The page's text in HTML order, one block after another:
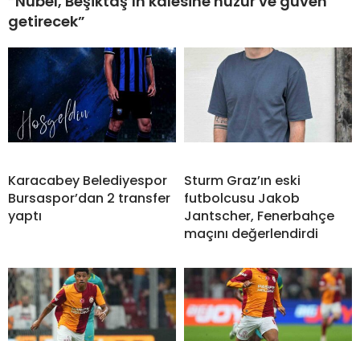
getirecek”
Karacabey Belediyespor
Bursaspor’dan 2 transfer
yaptı
Sturm Graz’ın eski
futbolcusu Jakob
Jantscher, Fenerbahçe
maçını değerlendirdi